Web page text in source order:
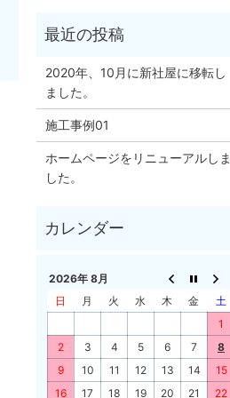
2020年、10月に新社屋に移転し
ました。
施工事例01
ホームページをリニューアルしま
した。
2026年 8月
日
月 火 水 木 金
土
1
2
3 4 5 6 7
8
9
10 11 12 13 14
15
16
17 18 19 20 21 22